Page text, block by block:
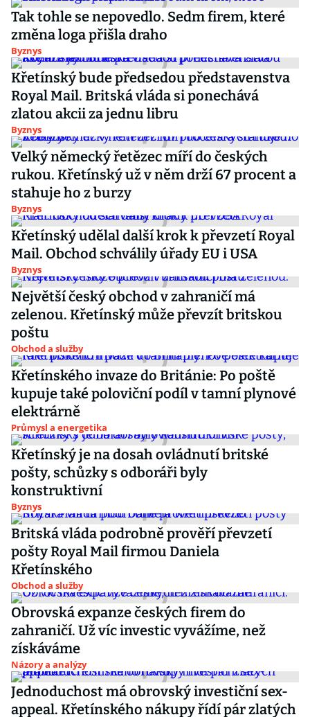
Tak tohle se nepovedlo. Sedm firem, které
změna loga přišla draho
Byznys
Křetínský bude předsedou představenstva
Royal Mail. Britská vláda si ponechává
zlatou akcii za jednu libru
Byznys
Velký německý řetězec míří do českých
rukou. Křetínský už v něm drží 67 procent a
stahuje ho z burzy
Byznys
Křetínský udělal další krok k převzetí Royal
Mail. Obchod schválily úřady EU i USA
Byznys
Největší český obchod v zahraničí má
zelenou. Křetínský může převzít britskou
poštu
Obchod a služby
Křetínského invaze do Británie: Po poště
kupuje také poloviční podíl v tamní plynové
elektrárně
Průmysl a energetika
Křetínský je na dosah ovládnutí britské
pošty, schůzky s odboráři byly
konstruktivní
Byznys
Britská vláda podrobně prověří převzetí
pošty Royal Mail firmou Daniela
Křetínského
Obchod a služby
Obrovská expanze českých firem do
zahraničí. Už víc investic vyvážíme, než
získáváme
Názory a analýzy
Jednoduchost má obrovský investiční sex-
appeal. Křetínského nákupy řídí pár zlatých